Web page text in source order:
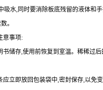
吸水,同时要消除板底残留的液体和
。
意事项:
书储存,使用前恢复到室温。稀稀过
立即放回包装袋中,密封保存,以免变